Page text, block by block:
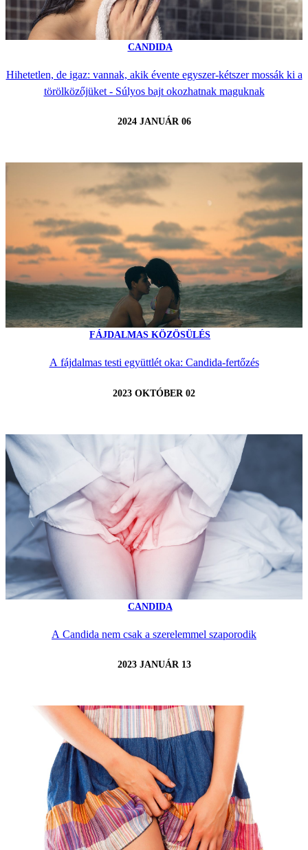
CANDIDA
Hihetetlen, de igaz: vannak, akik évente egyszer-kétszer mossák ki a
törölközőjüket - Súlyos bajt okozhatnak maguknak
2024 JANUÁR 06
FÁJDALMAS KÖZÖSÜLÉS
A fájdalmas testi együttlét oka: Candida-fertőzés
2023 OKTÓBER 02
CANDIDA
A Candida nem csak a szerelemmel szaporodik
2023 JANUÁR 13